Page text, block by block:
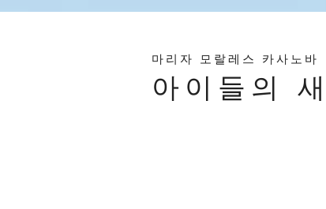
마리자 모랄레스 카사노바
아이들의